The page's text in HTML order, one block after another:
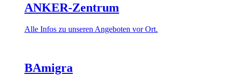
ANKER-Zentrum
Alle Infos zu unseren Angeboten vor Ort.
BAmigra